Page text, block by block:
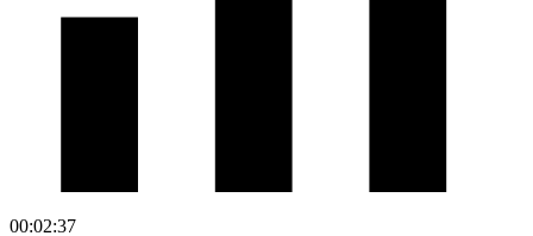
00:02:37